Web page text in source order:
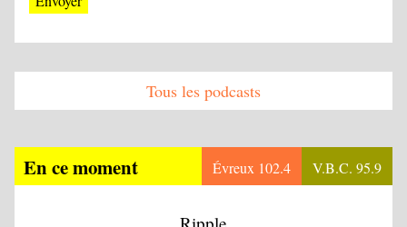
Tous les podcasts
En ce moment Évreux 102.4 V.B.C. 95.9